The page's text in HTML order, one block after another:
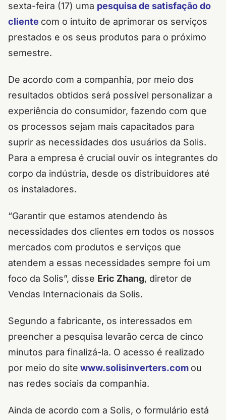
sexta-feira (17) uma pesquisa de satisfação do
cliente com o intuito de aprimorar os serviços
prestados e os seus produtos para o próximo
semestre.
De acordo com a companhia, por meio dos
resultados obtidos será possível personalizar a
experiência do consumidor, fazendo com que
os processos sejam mais capacitados para
suprir as necessidades dos usuários da Solis.
Para a empresa é crucial ouvir os integrantes do
corpo da indústria, desde os distribuidores até
os instaladores.
“Garantir que estamos atendendo às
necessidades dos clientes em todos os nossos
mercados com produtos e serviços que
atendem a essas necessidades sempre foi um
foco da Solis”, disse Eric Zhang, diretor de
Vendas Internacionais da Solis.
Segundo a fabricante, os interessados em
preencher a pesquisa levarão cerca de cinco
minutos para finalizá-la. O acesso é realizado
por meio do site www.solisinverters.com ou
nas redes sociais da companhia.
Ainda de acordo com a Solis, o formulário está